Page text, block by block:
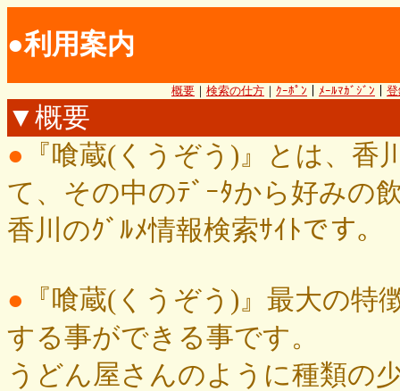
●利用案内
概要 ｜ 検索の仕方 ｜ ｸｰﾎﾟﾝ ﾒｰﾙﾏｶﾞｼﾞﾝ
▼概要
● 『喰蔵(くうぞう)』とは、香
て、その中のﾃﾞｰﾀから好みの
香川のｸﾞﾙﾒ情報検索ｻｲﾄです。
● 『喰蔵(くうぞう)』最大の特
する事ができる事です。
うどん屋さんのように種類の